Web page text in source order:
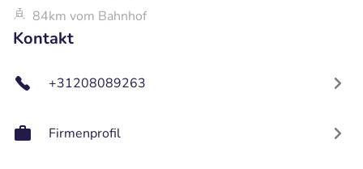
84km vom Bahnhof
Kontakt
+31208089263
Firmenprofil